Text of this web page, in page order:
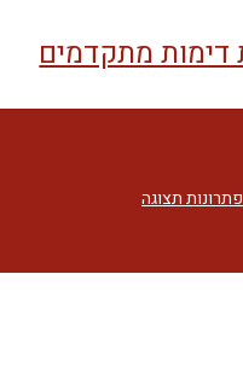
פתרונות תצוגה